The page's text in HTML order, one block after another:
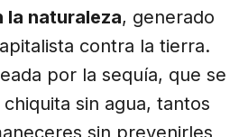
naturaleza, generado
contra la tierra.
por la sequía, que se
sin agua, tantos
sin prevenirles